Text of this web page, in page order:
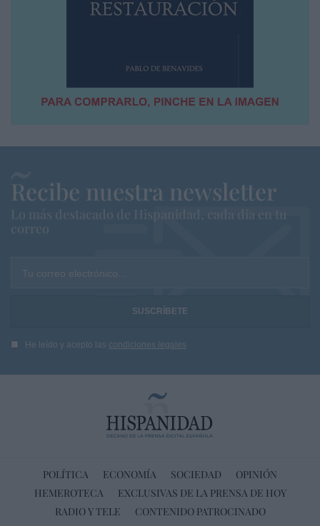
Recibe nuestra newsletter
Lo más destacado de Hispanidad, cada dia en tu
correo
Tu correo electrónico...
He leído y acepto las condiciones legales
POLÍTICA ECONOMÍA SOCIEDAD
OPINIÓN
HEMEROTECA
EXCLUSIVAS DE LA PRENSA DE HOY
RADIO Y TELE
CONTENIDO PATROCINADO